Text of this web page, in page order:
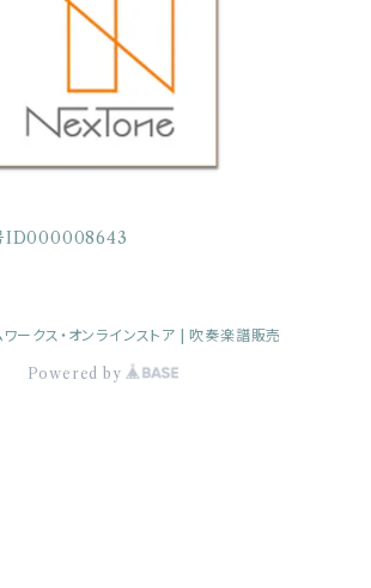
ID000008643
ークス・オンラインストア | 吹奏楽譜販売
Powered by